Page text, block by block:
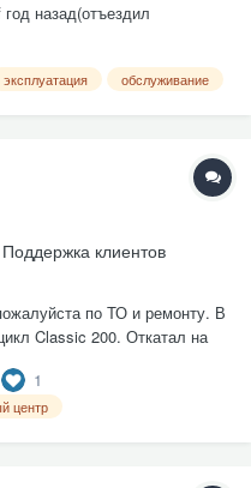
назад(отъездил
эксплуатация обслуживание
Поддержка клиентов
по ТО и ремонту. В
Classic 200. Откатал на
хранения при первом
Залип диск сцепления....
1
центр